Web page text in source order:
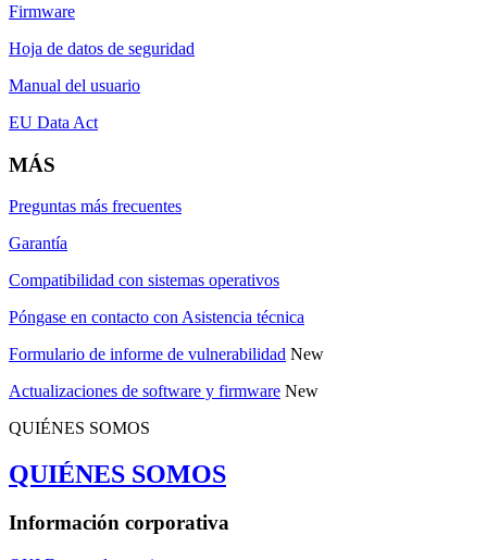
Firmware
Hoja de datos de seguridad
Manual del usuario
EU Data Act
MÁS
Preguntas más frecuentes
Garantía
Compatibilidad con sistemas operativos
Póngase en contacto con Asistencia técnica
Formulario de informe de vulnerabilidad New
Actualizaciones de software y firmware New
QUIÉNES SOMOS
QUIÉNES SOMOS
Información corporativa